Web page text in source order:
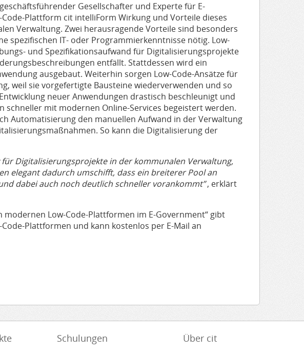
Gesellschafter und Experte für E-
Plattform cit intelliForm Wirkung und Vorteile dieses
Verwaltung. Zwei herausragende Vorteile sind besonders
spezifischen IT- oder Programmierkenntnisse nötig. Low-
und Spezifikationsaufwand für Digitalisierungsprojekte
entfällt. Stattdessen wird ein
ausgebaut. Weiterhin sorgen Low-Code-Ansätze für
weil sie vorgefertigte Bausteine wiederverwenden und so
neuer Anwendungen drastisch beschleunigt und
mit modernen Online-Services begeistert werden.
Automatisierung den manuellen Aufwand in der Verwaltung
So kann die Digitalisierung der
Digitalisierungsprojekte in der kommunalen Verwaltung,
elegant dadurch umschifft, dass ein breiterer Pool an
dabei auch noch deutlich schneller vorankommt”, erklärt
Low-Code-Plattformen im E-Government“ gibt
Plattformen und kann kostenlos per E-Mail an
Schulungen Über cit